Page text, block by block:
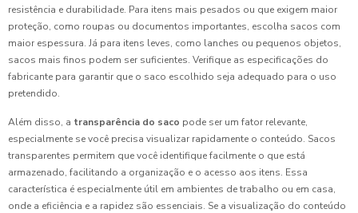
resistência e durabilidade. Para itens mais pesados ou que exigem maior
proteção, como roupas ou documentos importantes, escolha sacos com
maior espessura. Já para itens leves, como lanches ou pequenos objetos,
sacos mais finos podem ser suficientes. Verifique as especificações do
fabricante para garantir que o saco escolhido seja adequado para o uso
pretendido.
Além disso, a transparência do saco pode ser um fator relevante,
especialmente se você precisa visualizar rapidamente o conteúdo. Sacos
transparentes permitem que você identifique facilmente o que está
armazenado, facilitando a organização e o acesso aos itens. Essa
característica é especialmente útil em ambientes de trabalho ou em casa,
onde a eficiência e a rapidez são essenciais. Se a visualização do conteúdo